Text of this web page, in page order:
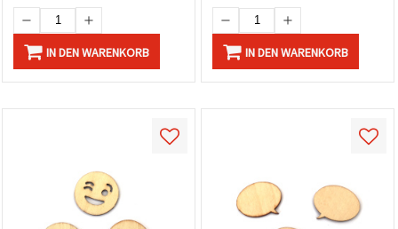
IN DEN WARENKORB IN DEN WARENKORB